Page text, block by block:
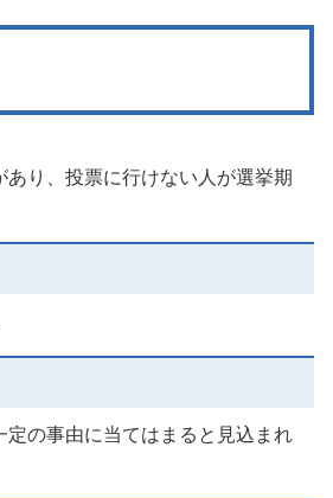
り、投票に行けない人が選挙期
の事由に当てはまると見込まれ